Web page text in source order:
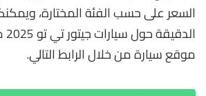
السعر على حسب الفئة المختارة،
موقع سيارة من خلال الرابط التالي.